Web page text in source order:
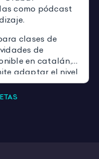
como pódcast
clases de
de
en catalán,
adaptar el nivel
la experiencia